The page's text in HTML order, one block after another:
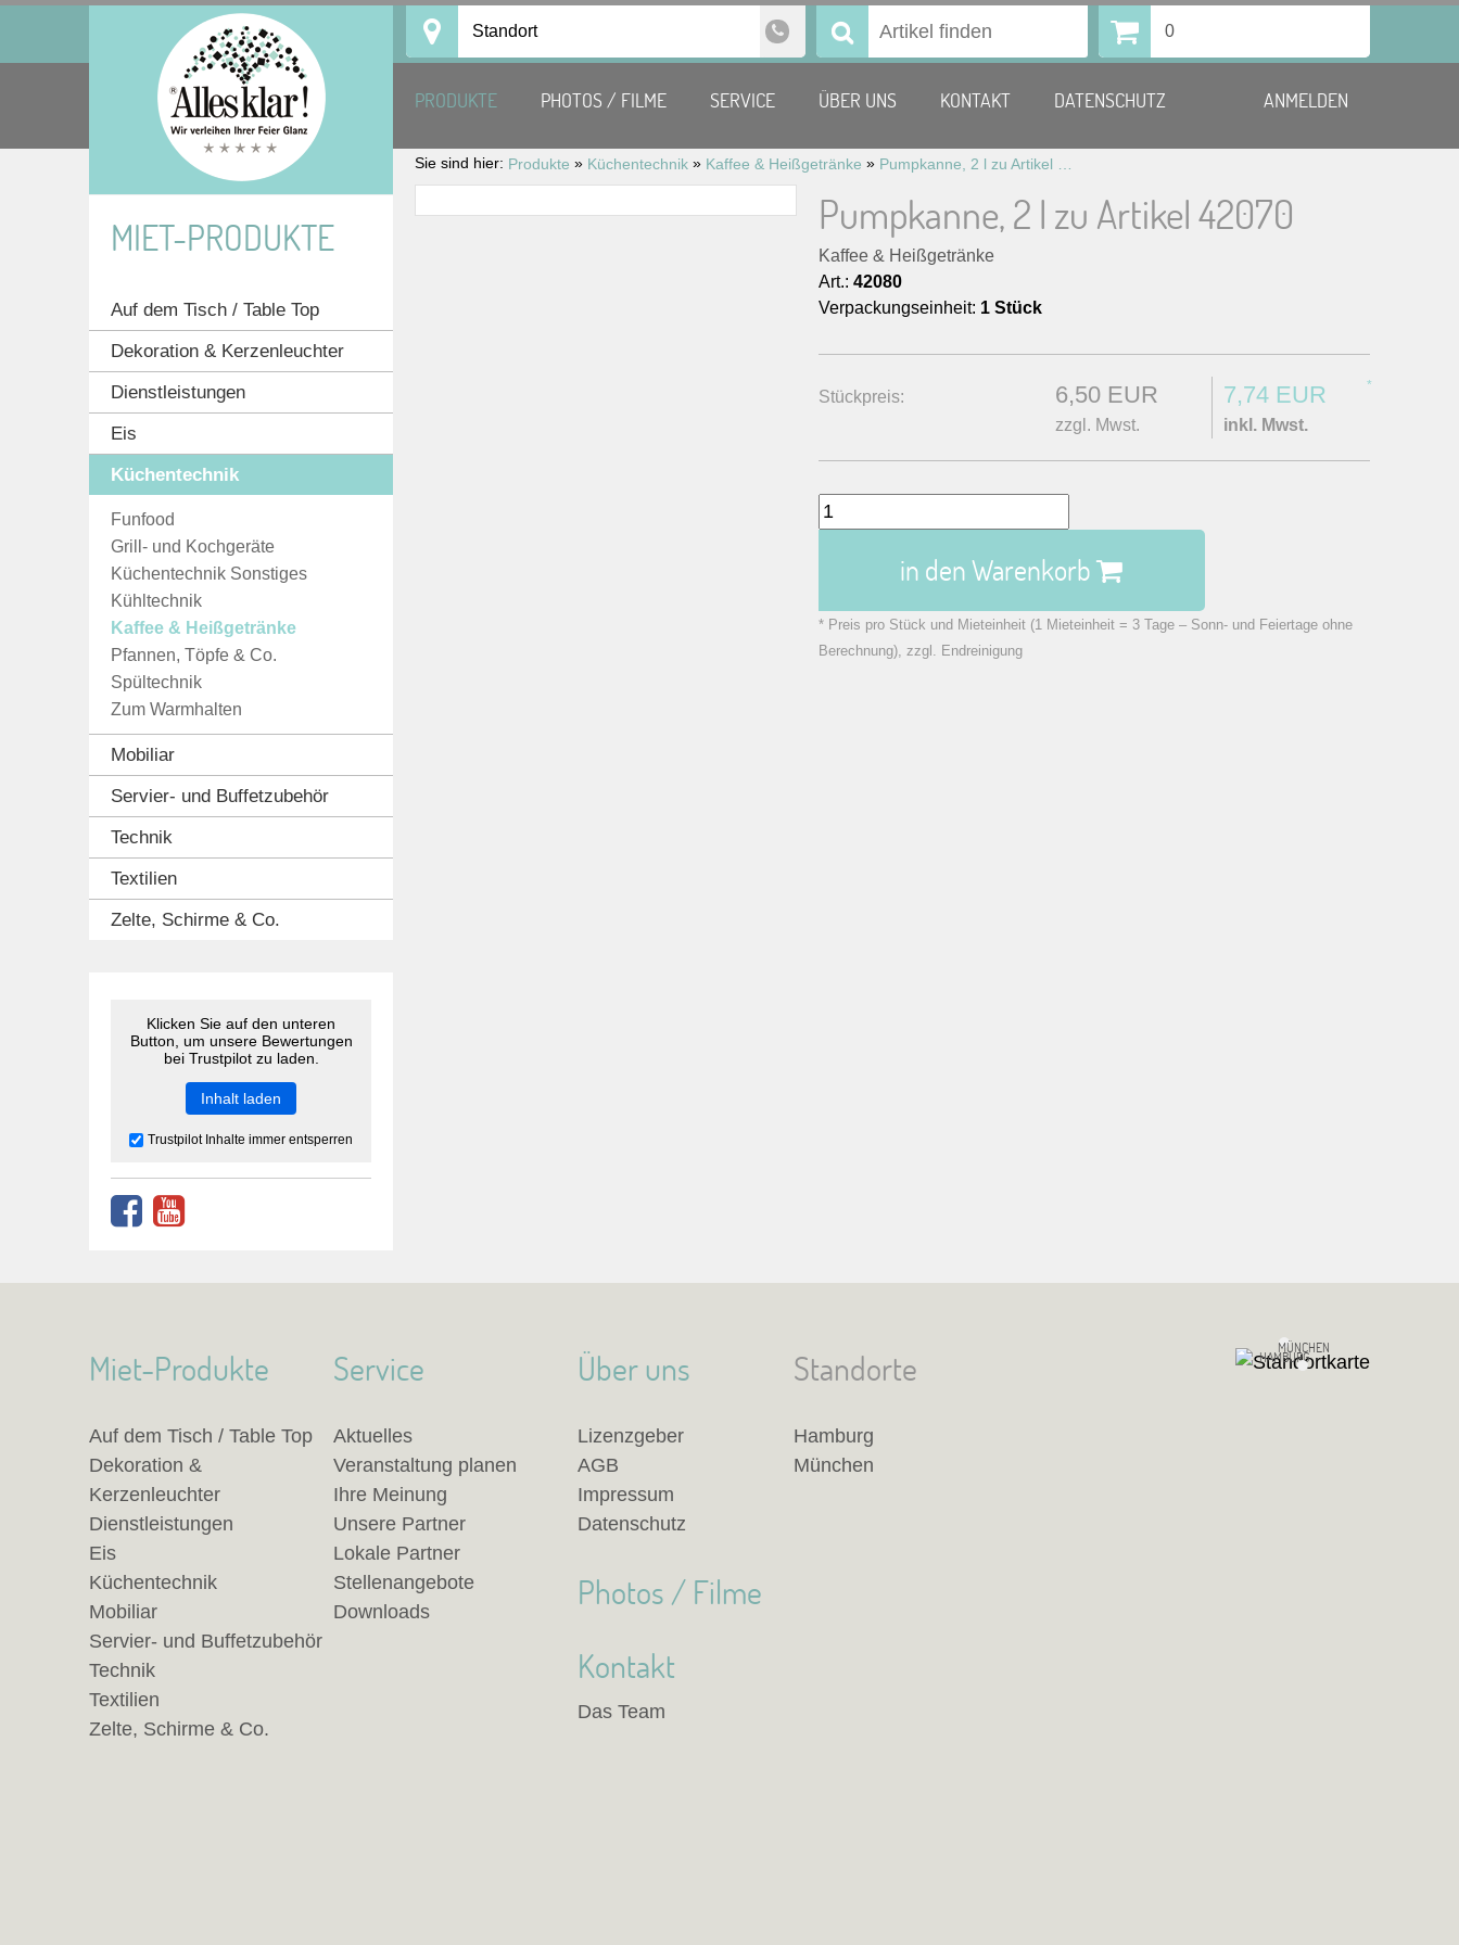
Standort Suchen 0
PRODUKTE PHOTOS / FILME SERVICE ÜBER UNS KONTAKT DATENSCHUTZ ANMELDEN
Sie sind hier: Produkte » Küchentechnik » Kaffee & Heißgetränke »
Pumpkanne, 2 l zu Artikel 42070
Kaffee & Heißgetränke
Art.: 42080
Verpackungseinheit: 1 Stück
Stückpreis: 6,50 EUR
zzgl. Mwst.
7,74 EUR *
inkl. Mwst.
in den Warenkorb
* Preis pro Stück und Mieteinheit (1 Mieteinheit = 3 Tage – Sonn- und Feiertage ohne
Berechnung), zzgl. Endreinigung
MIET-PRODUKTE
Auf dem Tisch / Table Top
Dekoration & Kerzenleuchter
Dienstleistungen
Eis
Küchentechnik
Funfood
Grill- und Kochgeräte
Küchentechnik Sonstiges
Kühltechnik
Kaffee & Heißgetränke
Pfannen, Töpfe & Co.
Spültechnik
Zum Warmhalten
Mobiliar
Servier- und Buffetzubehör
Technik
Textilien
Zelte, Schirme & Co.
Klicken Sie auf den unteren
Button, um unsere Bewertungen
bei Trustpilot zu laden.
Inhalt laden
Trustpilot Inhalte immer entsperren
Standorte
Hamburg
München
HAMBURG
MÜNCHEN
Miet-Produkte
Auf dem Tisch / Table Top
Dekoration &
Kerzenleuchter
Dienstleistungen
Eis
Küchentechnik
Mobiliar
Servier- und Buffetzubehör
Technik
Textilien
Zelte, Schirme & Co.
Service
Aktuelles
Veranstaltung planen
Ihre Meinung
Unsere Partner
Lokale Partner
Stellenangebote
Downloads
Über uns
Lizenzgeber
AGB
Impressum
Datenschutz
Photos / Filme
Kontakt
Das Team